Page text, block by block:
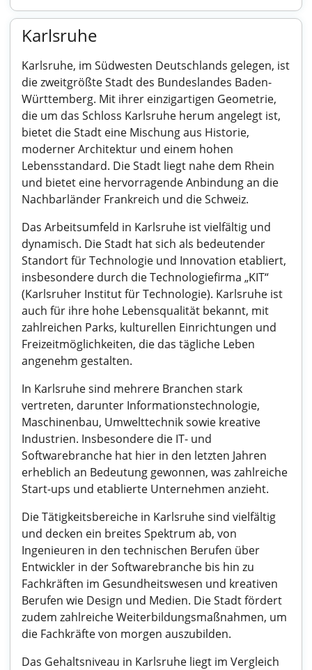
Karlsruhe
Karlsruhe, im Südwesten Deutschlands gelegen, ist
die zweitgrößte Stadt des Bundeslandes Baden-
Württemberg. Mit ihrer einzigartigen Geometrie,
die um das Schloss Karlsruhe herum angelegt ist,
bietet die Stadt eine Mischung aus Historie,
moderner Architektur und einem hohen
Lebensstandard. Die Stadt liegt nahe dem Rhein
und bietet eine hervorragende Anbindung an die
Nachbarländer Frankreich und die Schweiz.
Das Arbeitsumfeld in Karlsruhe ist vielfältig und
dynamisch. Die Stadt hat sich als bedeutender
Standort für Technologie und Innovation etabliert,
insbesondere durch die Technologiefirma „KIT“
(Karlsruher Institut für Technologie). Karlsruhe ist
auch für ihre hohe Lebensqualität bekannt, mit
zahlreichen Parks, kulturellen Einrichtungen und
Freizeitmöglichkeiten, die das tägliche Leben
angenehm gestalten.
In Karlsruhe sind mehrere Branchen stark
vertreten, darunter Informationstechnologie,
Maschinenbau, Umwelttechnik sowie kreative
Industrien. Insbesondere die IT- und
Softwarebranche hat hier in den letzten Jahren
erheblich an Bedeutung gewonnen, was zahlreiche
Start-ups und etablierte Unternehmen anzieht.
Die Tätigkeitsbereiche in Karlsruhe sind vielfältig
und decken ein breites Spektrum ab, von
Ingenieuren in den technischen Berufen über
Entwickler in der Softwarebranche bis hin zu
Fachkräften im Gesundheitswesen und kreativen
Berufen wie Design und Medien. Die Stadt fördert
zudem zahlreiche Weiterbildungsmaßnahmen, um
die Fachkräfte von morgen auszubilden.
Das Gehaltsniveau in Karlsruhe liegt im Vergleich